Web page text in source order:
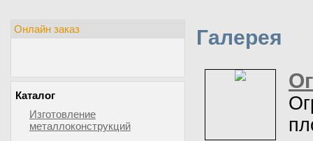
Онлайн заказ
Каталог
Изготовление
металлоконструкций
Галерея